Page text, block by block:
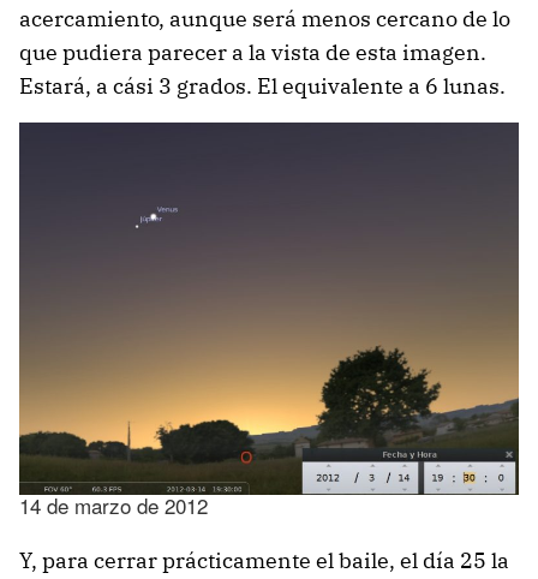
acercamiento, aunque será menos cercano de lo
que pudiera parecer a la vista de esta imagen.
Estará, a cási 3 grados. El equivalente a 6 lunas.
14 de marzo de 2012
Y, para cerrar prácticamente el baile, el día 25 la